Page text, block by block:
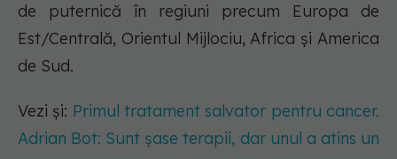
de puternică în regiuni precum Europa de
Est/Centrală, Orientul Mijlociu, Africa și America
de Sud.
Vezi și: Primul tratament salvator pentru cancer.
Adrian Bot: Sunt șase terapii, dar unul a atins un